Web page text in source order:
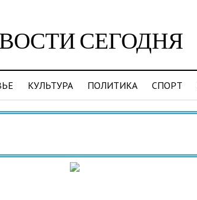
СЕГОДНЯ
КУЛЬТУРА ПОЛИТИКА СПОРТ